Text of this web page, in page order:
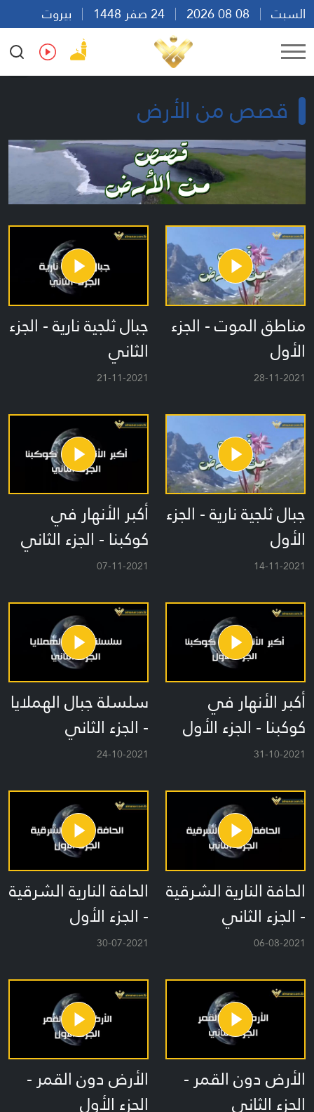
السبت
بيروت
18:58
Ar En Fr Es
قصص من الأرض
مناطق الموت - الجزء
الأول
28-11-2021
جبال ثلجية نارية - الجزء
الثاني
21-11-2021
جبال ثلجية نارية - الجزء
الأول
14-11-2021
أكبر الأنهار في
كوكبنا - الجزء الثاني
07-11-2021
أكبر الأنهار في
كوكبنا - الجزء الأول
31-10-2021
سلسلة جبال الهملايا
- الجزء الثاني
24-10-2021
الحافة النارية الشرقية
- الجزء الثاني
06-08-2021
الحافة النارية الشرقية
- الجزء الأول
30-07-2021
الأرض دون القمر -
الجزء الثاني
الأرض دون القمر -
الجزء الأول